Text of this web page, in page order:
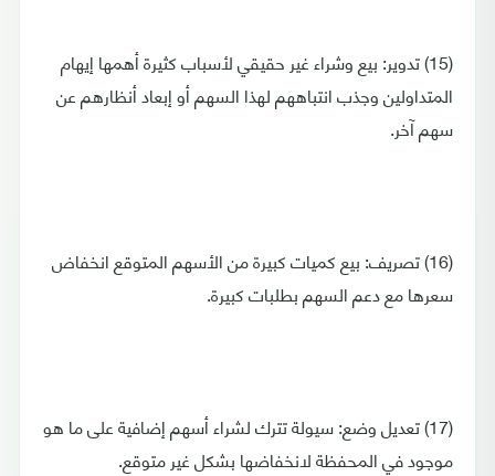
(15) تدوير: بيع وشراء غير حقيقي لأسباب كثيرة أهمها إيهام
المتداولين وجذب انتباههم لهذا السهم أو إبعاد أنظارهم عن
سهم آخر.
(16) تصريف: بيع كميات كبيرة من الأسهم المتوقع انخفاض
سعرها مع دعم السهم بطلبات كبيرة.
(17) تعديل وضع: سيولة تترك لشراء أسهم إضافية على ما هو
موجود في المحفظة لانخفاضها بشكل غير متوقع.